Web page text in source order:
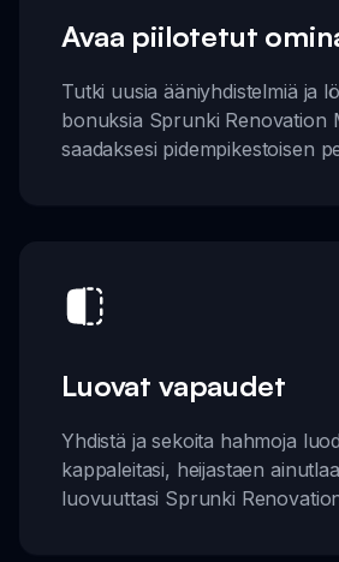
Avaa piilotetut
Tutki uusia ääniyhdistelmiä ja
bonuksia Sprunki Renovation
saadaksesi pidempikestoisen
Luovat vapaudet
Yhdistä ja sekoita hahmoja
kappaleitasi, heijastaen
luovuuttasi Sprunki